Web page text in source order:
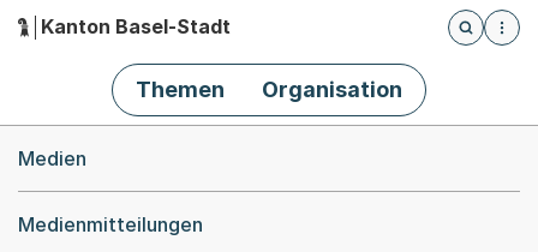
Hauptnavigation
Kanton Basel-Stadt
Öffnet
Themen Organisation
Medien
Medienmitteilungen